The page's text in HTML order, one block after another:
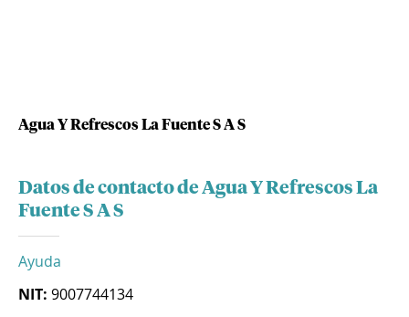
Agua Y Refrescos La Fuente S A S
Datos de contacto de Agua Y Refrescos La
Fuente S A S
Ayuda
NIT: 9007744134